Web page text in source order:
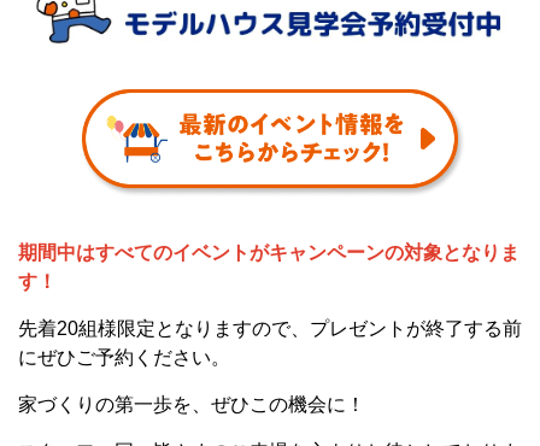
期間中はすべてのイベントがキャンペーンの対象となりま
す！
先着20組様限定となりますので、プレゼントが終了する前
にぜひご予約ください。
家づくりの第一歩を、ぜひこの機会に！